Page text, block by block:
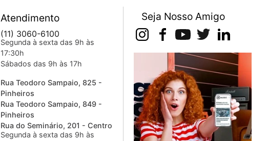
Atendimento
(11) 3060-6100
Segunda à sexta das 9h às
17:30h
Sábados das 9h às 17h
Rua Teodoro Sampaio, 825 -
Pinheiros
Rua Teodoro Sampaio, 849 -
Pinheiros
Rua do Seminário, 201 - Centro
Segunda à sexta das 9h às
Seja Nosso Amigo